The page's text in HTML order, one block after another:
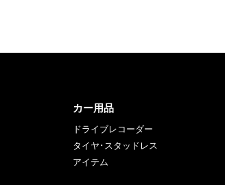
カー用品
ドライブレコーダー
タイヤ･スタッドレス
アイテム